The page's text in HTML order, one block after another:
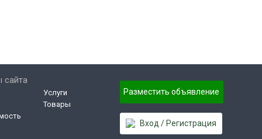
сайта
Услуги
Товары
Разместить объявление
Вход / Регистрация